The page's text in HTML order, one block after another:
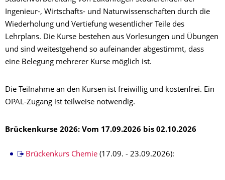
Ingenieur-, Wirtschafts- und Naturwissenschaften durch die
Wiederholung und Vertiefung wesentlicher Teile des
Lehrplans. Die Kurse bestehen aus Vorlesungen und Übungen
und sind weitestgehend so aufeinander abgestimmt, dass
eine Belegung mehrerer Kurse möglich ist.
Die Teilnahme an den Kursen ist freiwillig und kostenfrei. Ein
OPAL-Zugang ist teilweise notwendig.
Brückenkurse 2026: Vom 17.09.2026 bis 02.10.2026
Brückenkurs Chemie(17.09. - 23.09.2026):